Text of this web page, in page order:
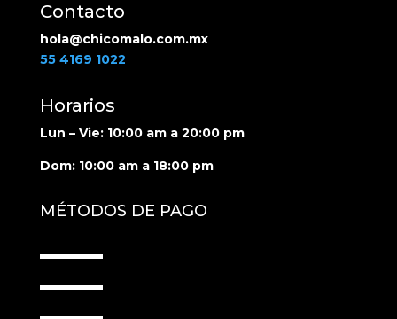
Contacto
hola@chicomalo.com.mx
55 4169 1022
Horarios
Lun – Vie: 10:00 am a 20:00 pm
Dom: 10:00 am a 18:00 pm
MÉTODOS DE PAGO